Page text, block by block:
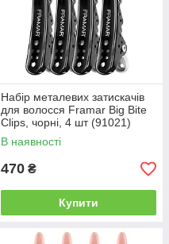
Набір металевих затискачів
для волосся Framar Big Bite
Clips, чорні, 4 шт (91021)
В наявності
470 ₴
Купити